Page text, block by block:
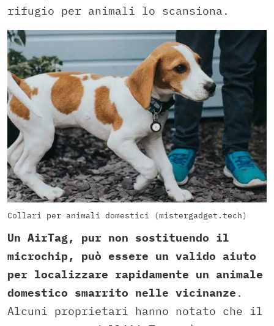
rifugio per animali lo scansiona.
Collari per animali domestici (mistergadget.tech)
Un AirTag, pur non sostituendo il
microchip, può essere un valido aiuto
per localizzare rapidamente un animale
domestico smarrito nelle vicinanze .
Alcuni proprietari hanno notato che il